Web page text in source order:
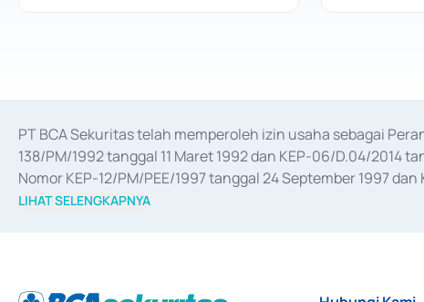
PT BCA Sekuritas telah memperoleh izin usaha sebagai
138/PM/1992 tanggal 11 Maret 1992 dan KEP-06/D.04/2014
Nomor KEP-12/PM/PEE/1997 tanggal 24 September 1997
merger, akuisisi, divestasi, dan
LIHAT SELENGKAPNYA